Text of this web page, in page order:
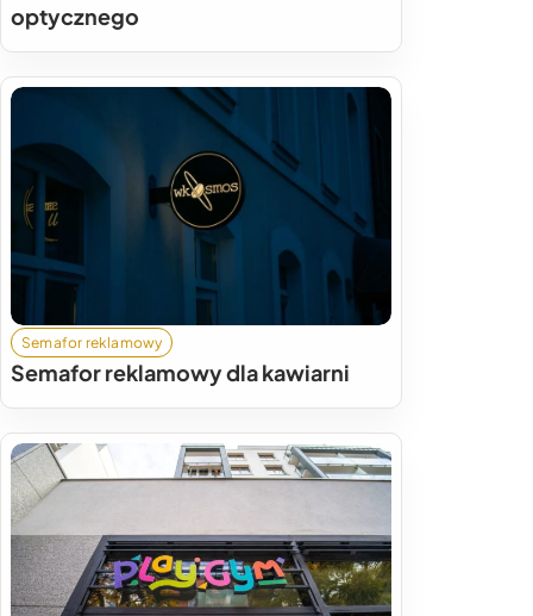
optycznego
Semafor reklamowy
Semafor reklamowy dla kawiarni